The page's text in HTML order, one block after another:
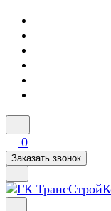
0
Заказать звонок